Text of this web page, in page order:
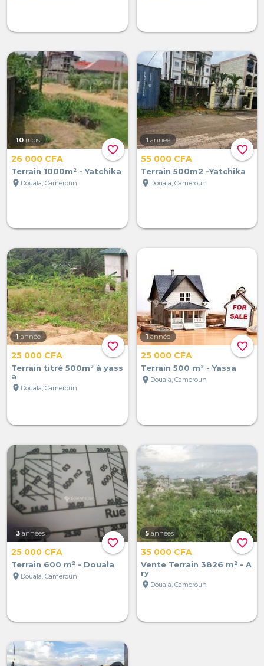
favorite_border
10 mois
26 000 CFA
Terrain 1000m² - Yatchika
location_on Douala, Cameroun
favorite_border
1 année
55 000 CFA
Terrain 500m2 -Yatchika
location_on Douala, Cameroun
favorite_border
1 année
25 000 CFA
Terrain titré 500m² à yass
a
location_on Douala, Cameroun
favorite_border
1 année
25 000 CFA
Terrain 500 m² - Yassa
location_on Douala, Cameroun
favorite_border
3 années
25 000 CFA
Terrain 600 m² - Douala
location_on Douala, Cameroun
favorite_border
5 années
35 000 CFA
Vente Terrain 3826 m² - A
ry
location_on Douala, Cameroun